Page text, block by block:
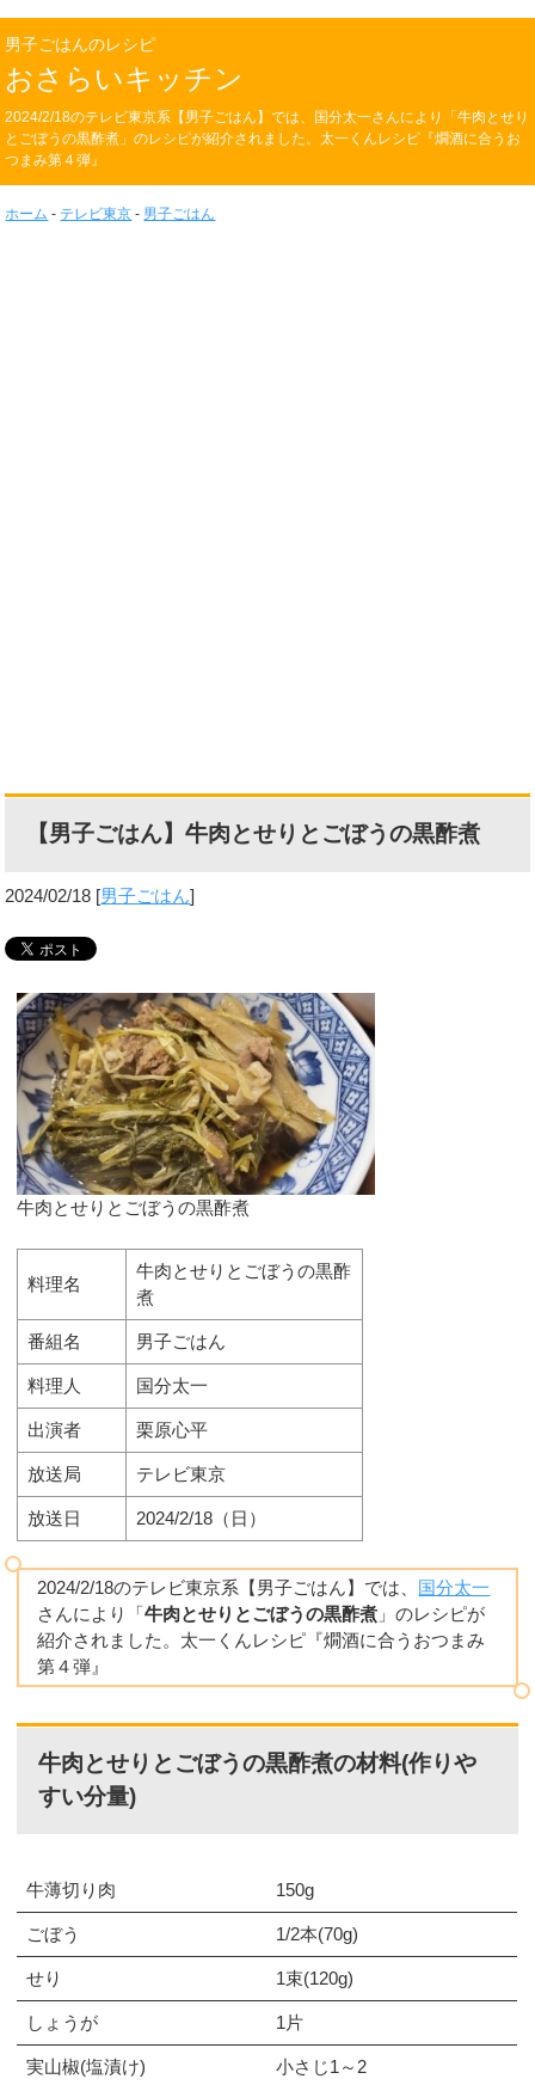
男子ごはんのレシピ
おさらいキッチン
2024/2/18のテレビ東京系【男子ごはん】では、国分太一さんにより「牛肉とせり
とごぼうの黒酢煮」のレシピが紹介されました。太一くんレシピ『燗酒に合うお
つまみ第４弾』
ホーム - テレビ東京 - 男子ごはん
【男子ごはん】牛肉とせりとごぼうの黒酢煮
2024/02/18 [男子ごはん]
牛肉とせりとごぼうの黒酢煮
料理名
牛肉とせりとごぼうの黒酢
煮
番組名 男子ごはん
料理人 国分太一
出演者 栗原心平
放送局 テレビ東京
放送日 2024/2/18（日）
2024/2/18のテレビ東京系【男子ごはん】では、 国分太一
さんにより「牛肉とせりとごぼうの黒酢煮 」のレシピが
紹介されました。太一くんレシピ『燗酒に合うおつまみ
第４弾』
牛肉とせりとごぼうの黒酢煮の材料(作りや
すい分量)
牛薄切り肉 150g
ごぼう 1/2本(70g)
せり 1束(120g)
しょうが 1片
実山椒(塩漬け) 小さじ1～2